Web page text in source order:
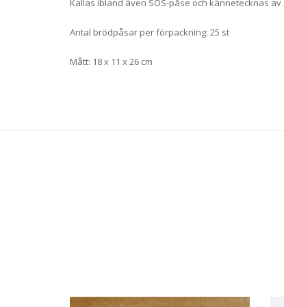
Kallas ibland även SOS-påse och kännetecknas
Antal brödpåsar per förpackning: 25 st
Mått: 18 x 11 x 26 cm